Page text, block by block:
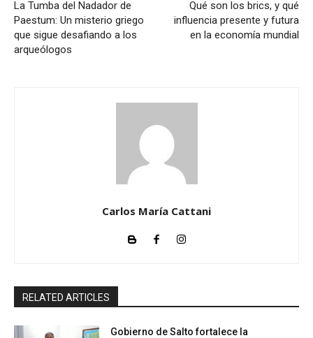
La Tumba del Nadador de
Paestum: Un misterio griego
que sigue desafiando a los
arqueólogos
Qué son los brics, y qué
influencia presente y futura
en la economía mundial
Carlos María Cattani
RELATED ARTICLES
Gobierno de Salto fortalece la